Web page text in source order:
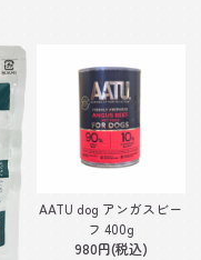
AATU dog アンガスビー
フ 400g
980円(税込)